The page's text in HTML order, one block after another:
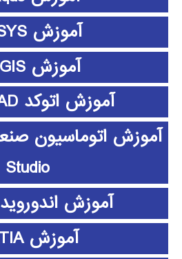
آموزش ANSYS
آموزش ArcGIS
آموزش اتوکد AUTOCAD
Studio
آموزش اندوروید android
آموزش CATIA